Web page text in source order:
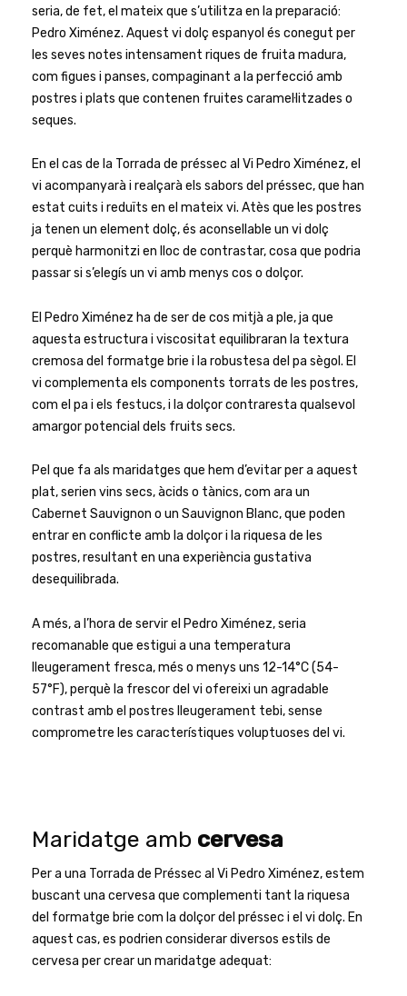
seria, de fet, el mateix que s’utilitza en la preparació:
Pedro Ximénez. Aquest vi dolç espanyol és conegut per
les seves notes intensament riques de fruita madura,
com figues i panses, compaginant a la perfecció amb
postres i plats que contenen fruites caramel·litzades o
seques.
En el cas de la Torrada de préssec al Vi Pedro Ximénez, el
vi acompanyarà i realçarà els sabors del préssec, que han
estat cuits i reduïts en el mateix vi. Atès que les postres
ja tenen un element dolç, és aconsellable un vi dolç
perquè harmonitzi en lloc de contrastar, cosa que podria
passar si s’elegís un vi amb menys cos o dolçor.
El Pedro Ximénez ha de ser de cos mitjà a ple, ja que
aquesta estructura i viscositat equilibraran la textura
cremosa del formatge brie i la robustesa del pa sègol. El
vi complementa els components torrats de les postres,
com el pa i els festucs, i la dolçor contraresta qualsevol
amargor potencial dels fruits secs.
Pel que fa als maridatges que hem d’evitar per a aquest
plat, serien vins secs, àcids o tànics, com ara un
Cabernet Sauvignon o un Sauvignon Blanc, que poden
entrar en conflicte amb la dolçor i la riquesa de les
postres, resultant en una experiència gustativa
desequilibrada.
A més, a l’hora de servir el Pedro Ximénez, seria
recomanable que estigui a una temperatura
lleugerament fresca, més o menys uns 12-14°C (54-
57°F), perquè la frescor del vi ofereixi un agradable
contrast amb el postres lleugerament tebi, sense
comprometre les característiques voluptuoses del vi.
Maridatge amb cervesa
Per a una Torrada de Préssec al Vi Pedro Ximénez, estem
buscant una cervesa que complementi tant la riquesa
del formatge brie com la dolçor del préssec i el vi dolç. En
aquest cas, es podrien considerar diversos estils de
cervesa per crear un maridatge adequat: